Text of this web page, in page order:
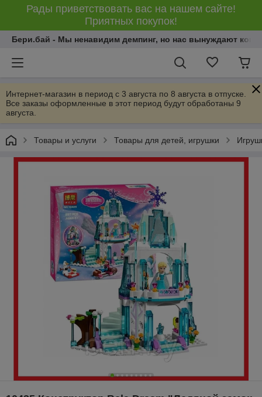
Рады приветствовать вас на нашем сайте!
Приятных покупок!
Бери.бай - Мы ненавидим демпинг, но нас вынуждают
Интернет-магазин в период с 3 августа по 8 августа в отпуске.
Все заказы оформленные в этот период будут обработаны 9
августа.
Товары и услуги Товары для детей, игрушки